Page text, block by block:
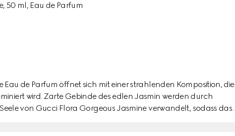
50 ml, Eau de Parfum
Eau de Parfum öffnet sich mit einer strahlenden Komposition, die
wird. Zarte Gebinde des edlen Jasmin werden durch
von Gucci Flora Gorgeous Jasmine verwandelt, sodass das